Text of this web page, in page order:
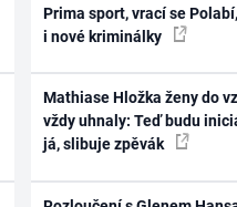
Prima sport, vrací se
i nové kriminálky
Mathiase Hložka ženy do
vždy uhnaly: Teď budu
já, slibuje zpěvák